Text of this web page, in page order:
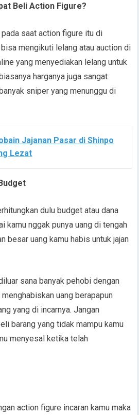
Beli Action Figure?
saat action figure itu di
mengikuti lelang atau auction di
yang menyediakan lelang untuk
harganya juga sangat
sniper yang menunggu di
Jajanan Pasar di Shinpo
Lezat
dulu budget atau dana
kamu nggak punya uang di tengah
besar uang kamu habis untuk jajan
sana banyak pehobi dengan
uang berapapun
yang di incarnya. Jangan
barang yang tidak mampu kamu
menyesal ketika telah
action figure incaran kamu maka